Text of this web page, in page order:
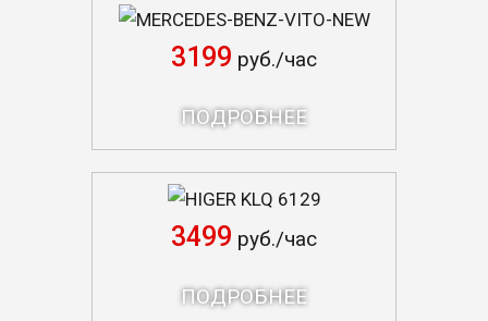
MERCEDES-BENZ-VITO-NEW
3199 руб./час
ПОДРОБНЕЕ
HIGER KLQ 6129
3499 руб./час
ПОДРОБНЕЕ